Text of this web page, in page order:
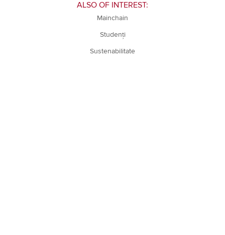
ALSO OF INTEREST:
Mainchain
Studenți
Sustenabilitate